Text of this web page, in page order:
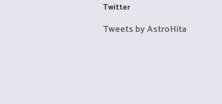
Twitter
Tweets by AstroHita